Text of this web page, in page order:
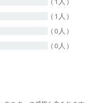
ざいます。予めご了承